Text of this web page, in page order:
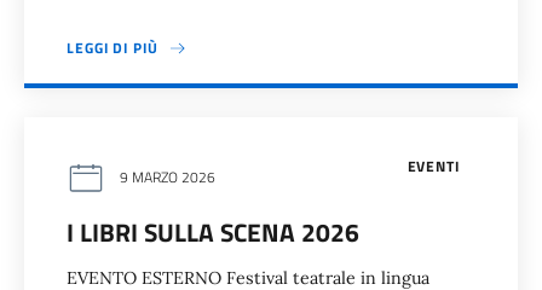
LEGGI DI PIÙ
EVENTI
9 MARZO 2026
I LIBRI SULLA SCENA 2026
EVENTO ESTERNO Festival teatrale in lingua